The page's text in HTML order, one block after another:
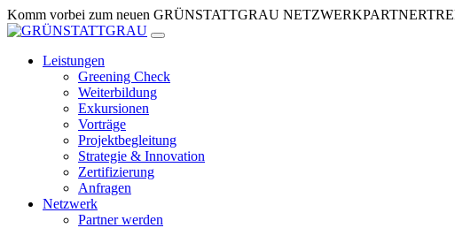
Zum
Inhalt
Komm vorbei zum neuen GRÜNSTATTGRAU
Leistungen
Greening Check
Weiterbildung
Exkursionen
Vorträge
Projektbegleitung
Strategie & Innovation
Zertifizierung
Anfragen
Netzwerk
Partner werden